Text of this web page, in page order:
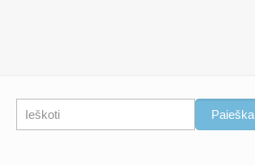
Paieška Paieška